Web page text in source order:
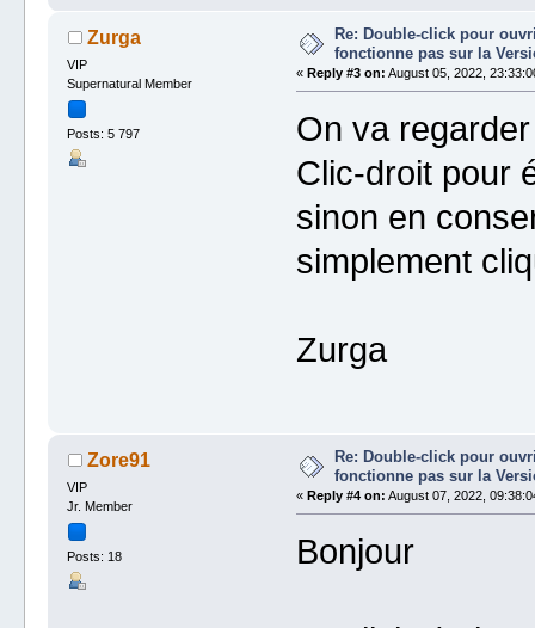
Zurga
VIP
Supernatural Member
Posts: 5 797
Re: Double-click pour
fonctionne pas sur la
« Reply #3 on: August 05, 2022,
On va
Clic-droit pour
sinon en
simplement
Zurga
Zore91
VIP
Jr. Member
Posts: 18
Re: Double-click pour
fonctionne pas sur la
« Reply #4 on: August 07, 2022,
Bonjour